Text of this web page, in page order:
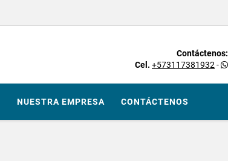
Contáctenos:
Cel. +573117381932 -
NUESTRA EMPRESA CONTÁCTENOS